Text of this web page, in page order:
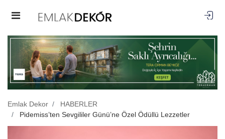
Emlak Dekor
HABERLER
Pidemiss’ten Sevgililer Günü’ne Özel Ödüllü Lezzetler